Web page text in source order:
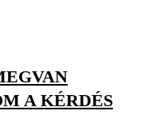
A KÉRDÉS